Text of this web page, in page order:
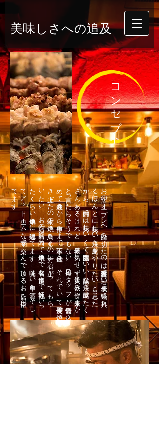
美味しさへの追及
お
店の
オ
ープ
ン
へ
踏み
切っ
た
の
は
渋谷界隈で
若い
世代が
気軽に
入れ
る
ほ
ん
と
に
美味し
い
焼き
鳥屋を
や
り
た
い
と
思っ
た
か
ら
。
都内に
は
美味し
い
く
て
雰囲気も
い
い
高級な
焼き
鳥屋は
た
く
さ
ん
あ
る
け
れ
ど
、
値段を
気に
せ
ず
大量に
飲み
食い
出来る
か
と
言っ
た
ら
そ
う
で
も
な
い
。
毎日ス
タ
ッ
フ
が
愛情を
込
め
て
肉裁き
か
ら
串打ち
ま
で
丁寧に
仕込み
、
そ
れ
で
い
て
備長炭で
焼
き
上げ
た
の
本物の
焼き
鳥を
多く
の
方に
召し
上が
っ
て
も
ら
い
た
い
。
お
店の
開店に
向け
て
串焼き
で
有名な
博多ま
で
勉強に
い
っ
た
く
ら
い
串焼き
に
魂込め
て
ま
す
。
美味し
い
串と
酒、
そ
し
て
ア
ッ
ト
ホ
ーム
な
空間で
楽し
ん
で
頂け
る
お
店を
目指し
て
ま
す
。
コンセプト